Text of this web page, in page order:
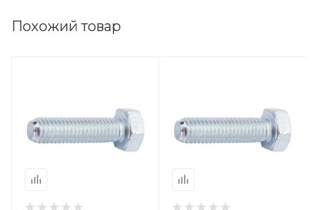
Похожий товар